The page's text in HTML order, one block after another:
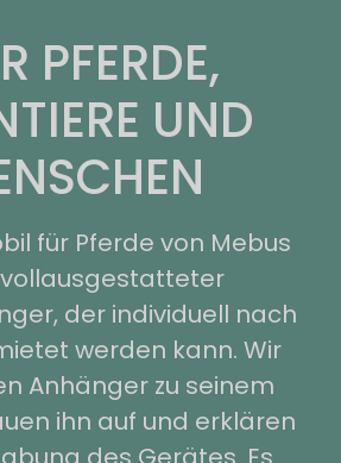
PFERDE,
UND
für Pferde von Mebus
der individuell nach
werden kann. Wir
Anhänger zu seinem
ihn auf und erklären